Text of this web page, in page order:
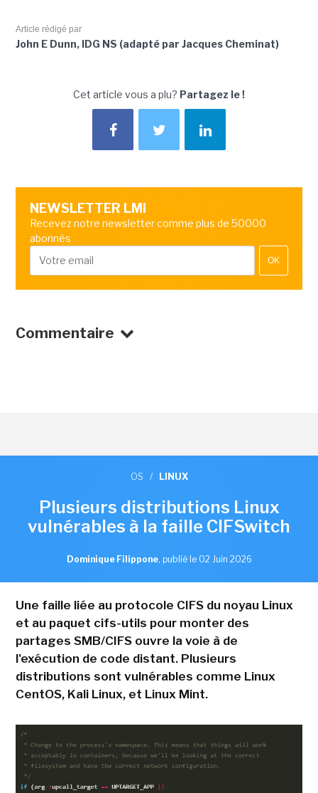
Article rédigé par
John E Dunn, IDG NS (adapté par Jacques Cheminat)
Cet article vous a plu? Partagez le !
NEWSLETTER LMI
Recevez notre newsletter comme plus de 50000
abonnés
OK
Commentaire
OS / LINUX
Plusieurs distributions Linux
vulnérables à la faille CIFSwitch
Dominique Filippone, publié le 02 Juin 2026
Une faille liée au protocole CIFS du noyau Linux
et au paquet cifs-utils pour monter des
partages SMB/CIFS ouvre la voie à de
l'exécution de code distant. Plusieurs
distributions sont vulnérables comme Linux
CentOS, Kali Linux, et Linux Mint.